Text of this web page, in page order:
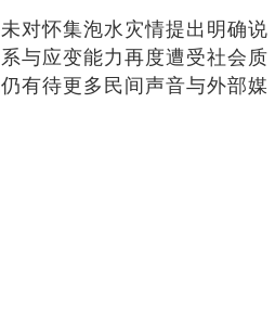
对怀集泡水灾情提出明确说
与应变能力再度遭受社会质
有待更多民间声音与外部媒